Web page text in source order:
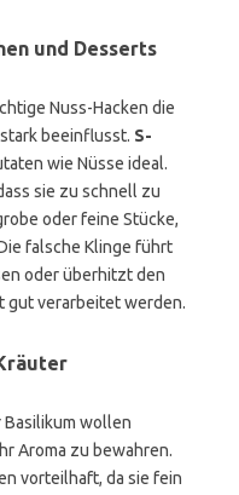
und Desserts
Nuss-Hacken die
beeinflusst. S-
wie Nüsse ideal.
sie zu schnell zu
oder feine Stücke,
falsche Klinge führt
oder überhitzt den
gut verarbeitet werden.
Basilikum wollen
Aroma zu bewahren.
vorteilhaft, da sie fein